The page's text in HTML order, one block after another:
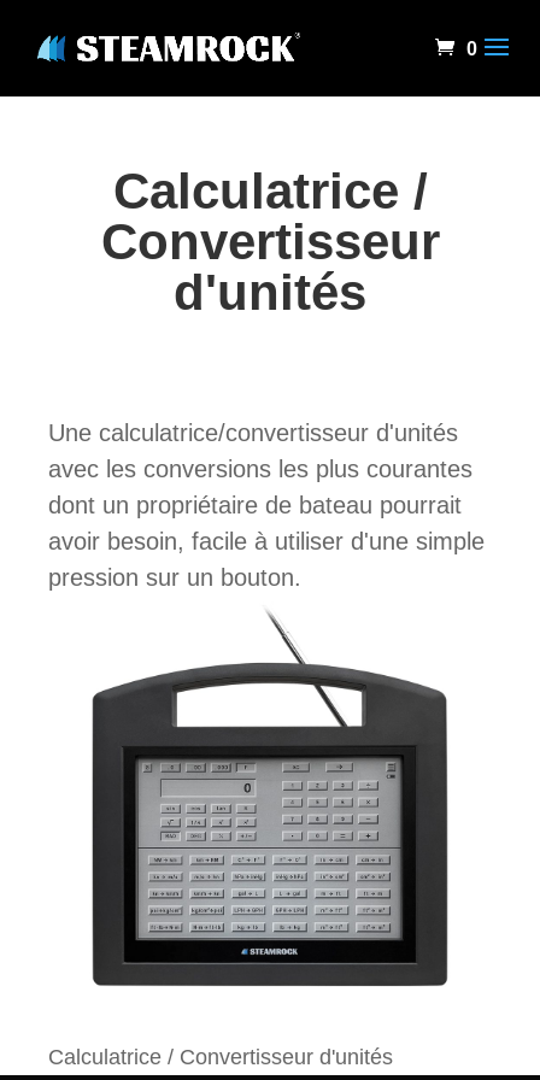
0
Calculatrice /
Convertisseur
d'unités
Une calculatrice/convertisseur d'unités
avec les conversions les plus courantes
dont un propriétaire de bateau pourrait
avoir besoin, facile à utiliser d'une simple
pression sur un bouton.
Calculatrice / Convertisseur d'unités